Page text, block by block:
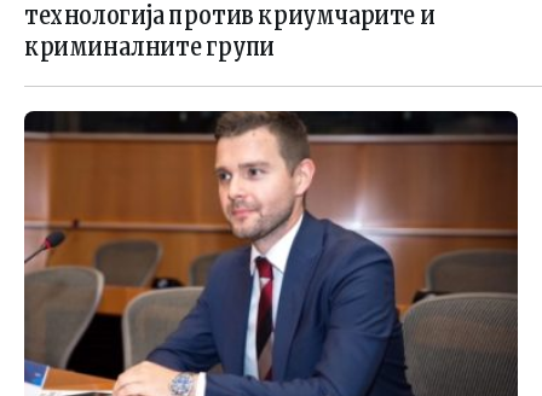
технологија против криумчарите и
криминалните групи